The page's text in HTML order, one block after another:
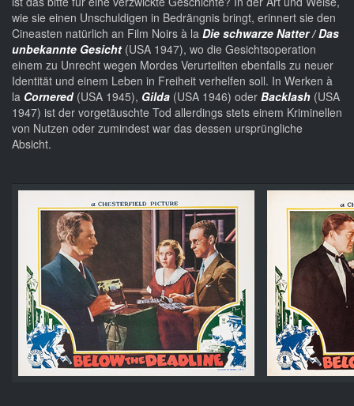
wie sie einen Unschuldigen in Bedrängnis bringt, erinnert sie den
Cineasten natürlich an Film Noirs à la Die schwarze Natter / Das
unbekannte Gesicht (USA 1947), wo die Gesichtsoperation
einem zu Unrecht wegen Mordes Verurteilten ebenfalls zu neuer
Identität und einem Leben in Freiheit verhelfen soll. In Werken à
la Cornered(USA 1945), Gilda (USA 1946) oder Backlash (USA
1947) ist der vorgetäuschte Tod allerdings stets einem Kriminellen
von Nutzen oder zumindest war das dessen ursprüngliche
Absicht.